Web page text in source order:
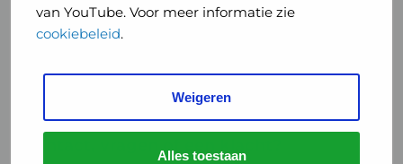
van YouTube. Voor meer informatie zie
cookiebeleid.
Weigeren
Alles toestaan
Uitvoeren van jouw rechten
Hoe beveiligingen wij jouw
persoonsgegevens?